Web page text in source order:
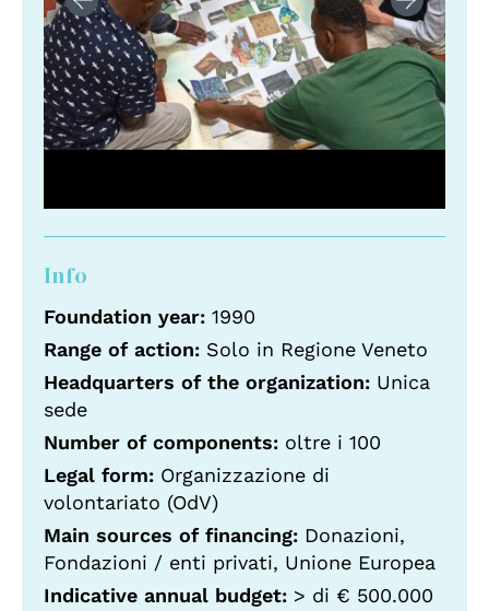
Info
Foundation year: 1990
Range of action: Solo in Regione Veneto
Headquarters of the organization: Unica
sede
Number of components: oltre i 100
Legal form: Organizzazione di
volontariato (OdV)
Main sources of financing: Donazioni,
Fondazioni / enti privati, Unione Europea
Indicative annual budget: > di € 500.000